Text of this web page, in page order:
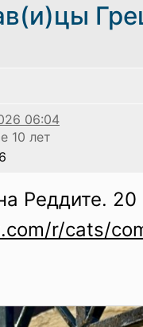
10 лет
Реддите.
r/cats/